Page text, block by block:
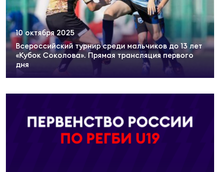
Магазин
Контакты
Всероссийский турнир среди мальчиков до 13 лет
«Кубок Соколова». Прямая трансляция первого
дня
10 октября 2025